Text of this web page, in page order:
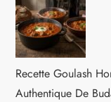
Recette Goulash
Authentique De